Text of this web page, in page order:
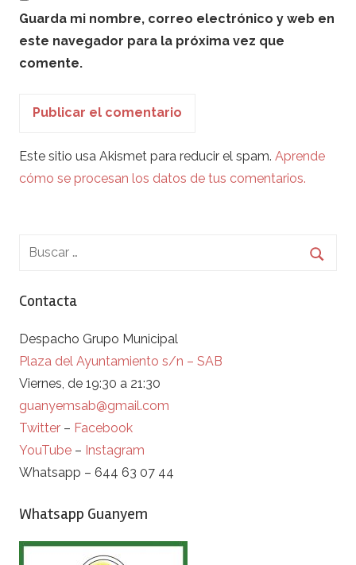
Guarda mi nombre, correo electrónico y web en
este navegador para la próxima vez que
comente.
Este sitio usa Akismet para reducir el spam. Aprende
cómo se procesan los datos de tus comentarios.
Contacta
Despacho Grupo Municipal
Plaza del Ayuntamiento s/n – SAB
Viernes, de 19:30 a 21:30
guanyemsab@gmail.com
Twitter – Facebook
YouTube – Instagram
Whatsapp – 644 63 07 44
Whatsapp Guanyem